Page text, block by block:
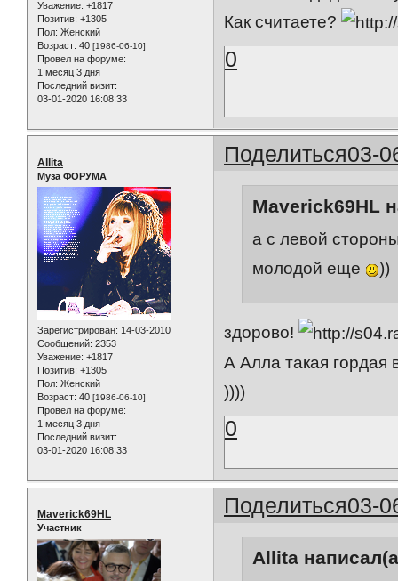
Уважение: +1817
Позитив: +1305
Пол: Женский
Возраст: 40 [1986-06-10]
Провел на форуме:
1 месяц 3 дня
Последний визит:
03-01-2020 16:08:33
Как считаете?
0
Поделиться03-
Allita
Муза ФОРУМА
Зарегистрирован: 14-03-2010
Сообщений: 2353
Уважение: +1817
Позитив: +1305
Пол: Женский
Возраст: 40 [1986-06-10]
Провел на форуме:
1 месяц 3 дня
Последний визит:
03-01-2020 16:08:33
Maverick69HL
а с левой
молодой еще
))
здорово!
А Алла такая гордая
))))
0
Поделиться03-
Maverick69HL
Участник
Allita